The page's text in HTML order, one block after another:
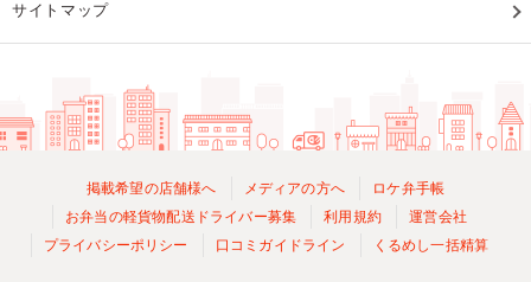
サイトマップ
掲載希望の店舗様へ メディアの方へ
ロケ弁手帳
お弁当の軽貨物配送ドライバー募集
利用規約
運営会社
プライバシーポリシー
口コミガイドライン くるめし一括精算